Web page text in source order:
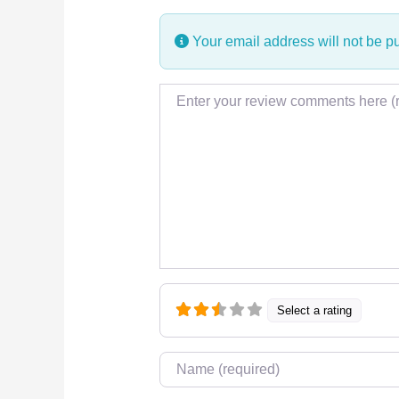
Your email address will not be
Review text
Select a rating
Name